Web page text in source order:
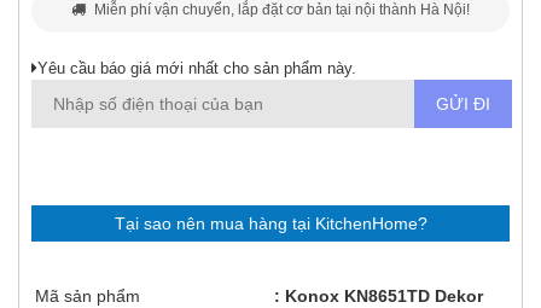
Miễn phí vận chuyển, lắp đặt cơ bản tại nội thành Hà Nội!
Yêu cầu báo giá mới nhất cho sản phẩm này.
Tại sao nên mua hàng tại KitchenHome?
Mã sản phẩm Konox KN8651TD Dekor